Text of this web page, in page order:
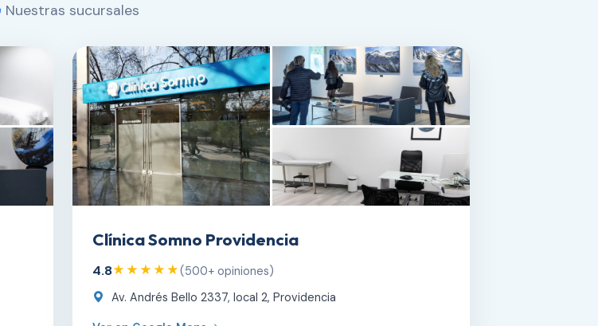
Nuestras sucursales
Clínica Somno Providencia
4.8★★★★★(500+ opiniones)
Av. Andrés Bello 2337, local 2, Providencia